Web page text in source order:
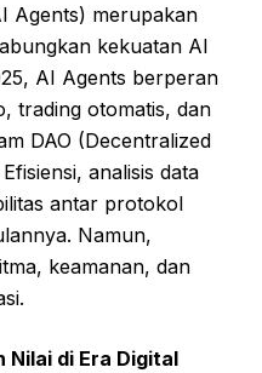
Agents) merupakan
kekuatan AI
AI Agents berperan
trading otomatis, dan
DAO (Decentralized
analisis data
antar protokol
Namun,
keamanan, dan
Nilai di Era Digital